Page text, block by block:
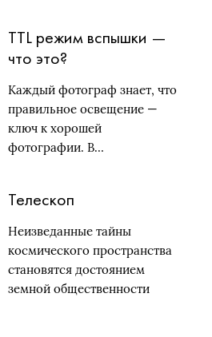
TTL режим вспышки —
что это?
Каждый фотограф знает, что
правильное освещение —
ключ к хорошей
фотографии. В…
Телескоп
Неизведанные тайны
космического пространства
становятся достоянием
земной общественности